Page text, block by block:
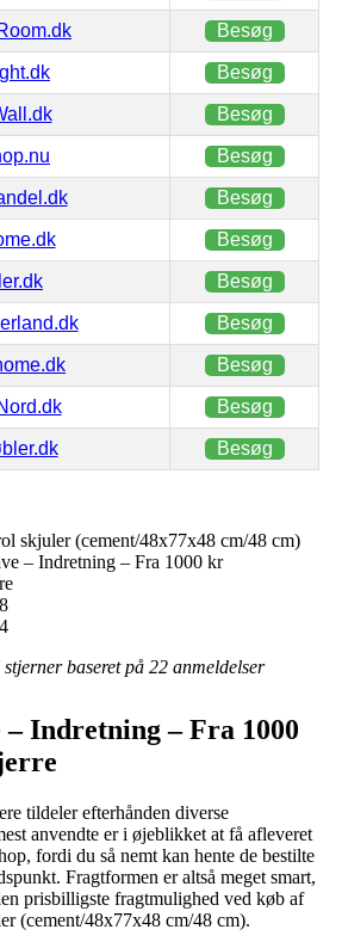
Besøg
Besøg
Besøg
Besøg
Besøg
Besøg
Besøg
Besøg
Besøg
Besøg
Besøg
skjuler (cement/48x77x48 cm/48 cm)
– Indretning – Fra 1000 kr
baseret på 22 anmeldelser
– Indretning – Fra 1000
tildeler efterhånden diverse
anvendte er i øjeblikket at få afleveret
fordi du så nemt kan hente de bestilte
Fragtformen er altså meget smart,
prisbilligste fragtmulighed ved køb af
(cement/48x77x48 cm/48 cm).